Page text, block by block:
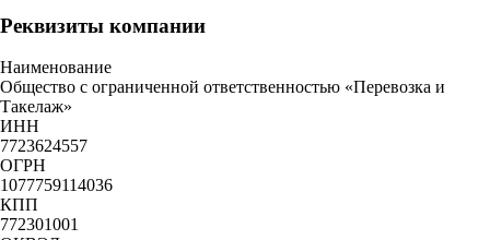
Реквизиты компании
Наименование
Общество с ограниченной ответственностью «Перевозка и
Такелаж»
ИНН
7723624557
ОГРН
1077759114036
КПП
772301001